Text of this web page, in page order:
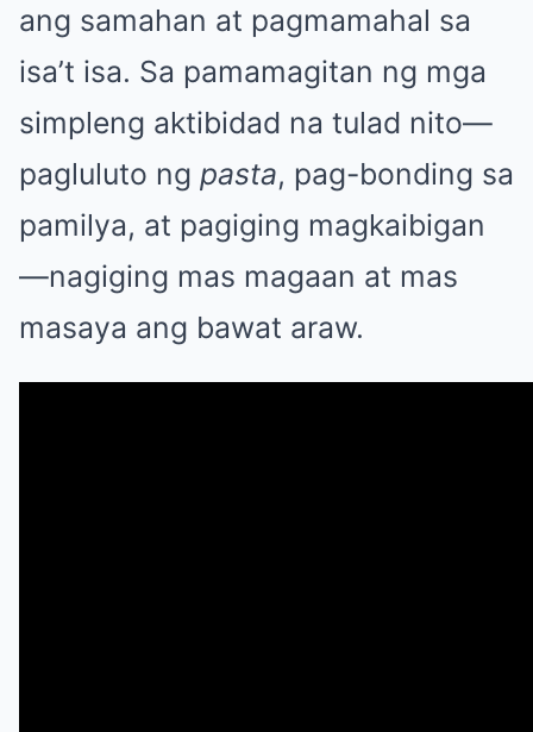
ang samahan at pagmamahal sa
isa’t isa. Sa pamamagitan ng mga
simpleng aktibidad na tulad nito—
pagluluto ng pasta, pag-bonding sa
pamilya, at pagiging magkaibigan
—nagiging mas magaan at mas
masaya ang bawat araw.